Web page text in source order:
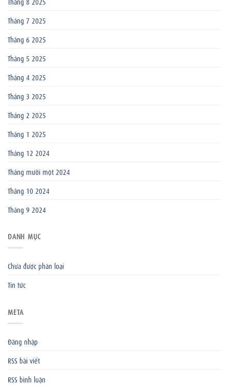
Tháng 7 2025
Tháng 6 2025
Tháng 5 2025
Tháng 4 2025
Tháng 3 2025
Tháng 2 2025
Tháng 1 2025
Tháng 12 2024
Tháng mười một 2024
Tháng 10 2024
Tháng 9 2024
DANH MỤC
Chưa được phân loại
Tin tức
META
Đăng nhập
RSS bài viết
RSS bình luận